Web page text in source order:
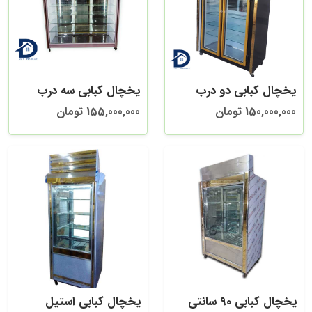
یخچال کبابی دو درب
150,000,000 تومان
یخچال کبابی سه درب
155,000,000 تومان
یخچال کبابی 90 سانتی یخچال کبابی استیل